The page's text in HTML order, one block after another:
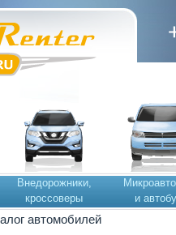
Внедорожники,
кроссоверы
и
автомобилей